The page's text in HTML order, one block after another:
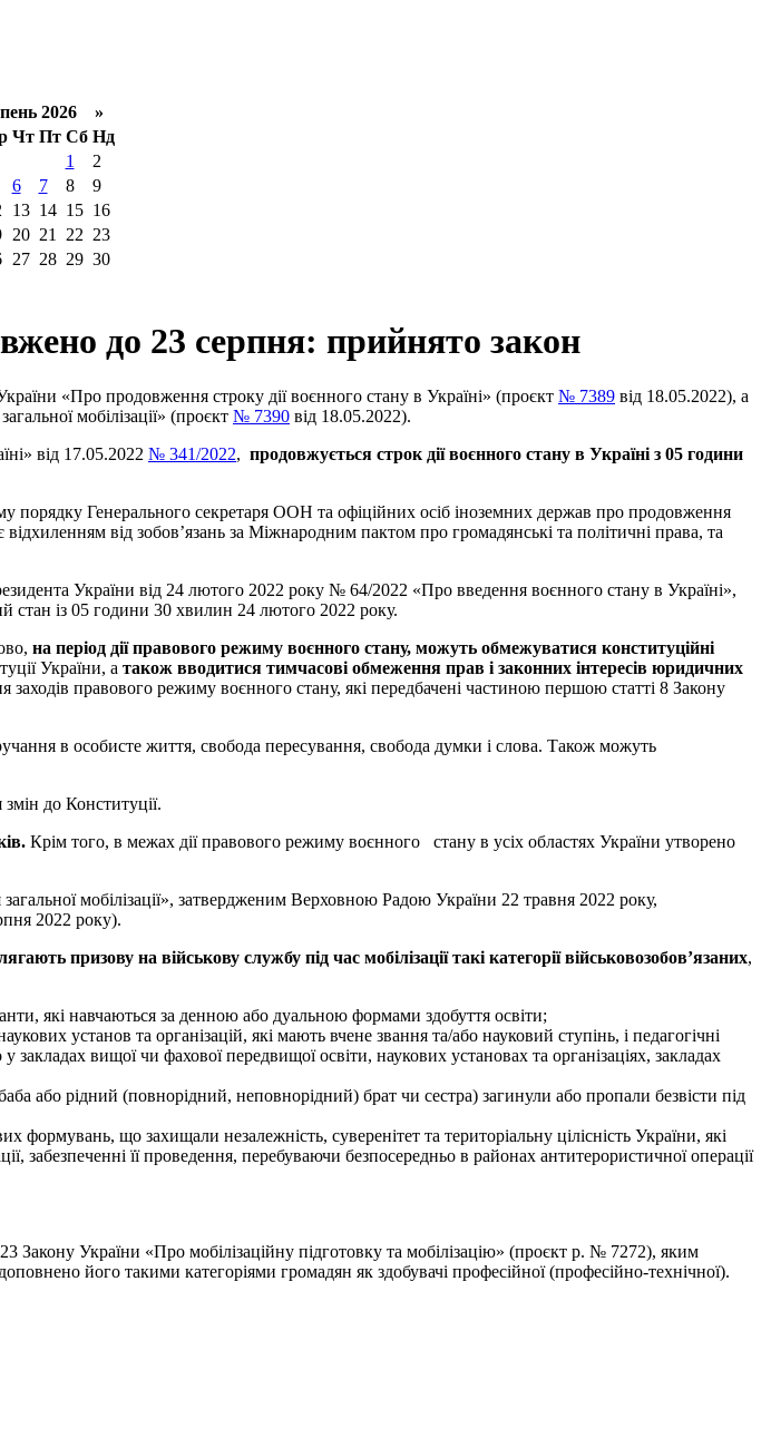
2026 »
Чт Пт Сб Нд
1
2
6 7 8
9
13 14 15 16
20 21 22 23
27 28 29 30
до 23 серпня: прийнято закон
«Про продовження строку дії воєнного стану в Україні» (проєкт № 7389 від 18.05.2022), а
мобілізації» (проєкт № 7390 від 18.05.2022).
від 17.05.2022 № 341/2022, продовжується строк дії воєнного стану в Україні з 05 години
порядку Генерального секретаря ООН та офіційних осіб іноземних держав про продовження
від зобов’язань за Міжнародним пактом про громадянські та політичні права, та
України від 24 лютого 2022 року № 64/2022 «Про введення воєнного стану в Україні»,
стан із 05 години 30 хвилин 24 лютого 2022 року.
на період дії правового режиму воєнного стану, можуть обмежуватися конституційні
України, а також вводитися тимчасові обмеження прав і законних інтересів юридичних
правового режиму воєнного стану, які передбачені частиною першою статті 8 Закону
в особисте життя, свобода пересування, свобода думки і слова. Також можуть
до Конституції.
Крім того, в межах дії правового режиму воєнного стану в усіх областях України утворено
мобілізації», затвердженим Верховною Радою України 22 травня 2022 року,
2022 року).
призову на військову службу під час мобілізації такі категорії військовозобов’язаних,
які навчаються за денною або дуальною формами здобуття освіти;
установ та організацій, які мають вчене звання та/або науковий ступінь, і педагогічні
вищої чи фахової передвищої освіти, наукових установах та організаціях, закладах
або рідний (повнорідний, неповнорідний) брат чи сестра) загинули або пропали безвісти під
формувань, що захищали незалежність, суверенітет та територіальну цілісність України, які
забезпеченні її проведення, перебуваючи безпосередньо в районах антитерористичної операції
України «Про мобілізаційну підготовку та мобілізацію» (проєкт р. № 7272), яким
його такими категоріями громадян як здобувачі професійної (професійно-технічної).